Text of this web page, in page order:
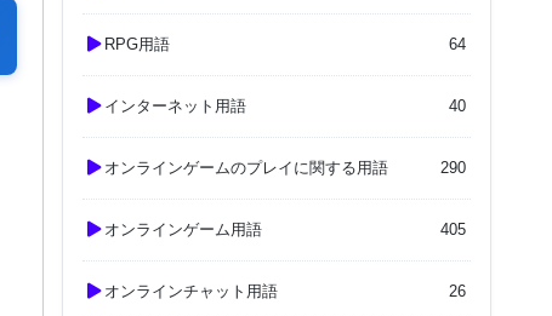
RPG用語 64
インターネット用語 40
オンラインゲームのプレイに関する用語 290
オンラインゲーム用語 405
オンラインチャット用語 26